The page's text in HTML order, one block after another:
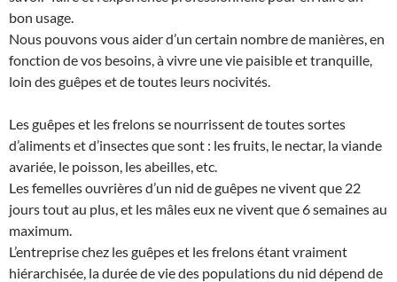
bon usage.
Nous pouvons vous aider d’un certain nombre de manières, en
fonction de vos besoins, à vivre une vie paisible et tranquille,
loin des guêpes et de toutes leurs nocivités.
Les guêpes et les frelons se nourrissent de toutes sortes
d’aliments et d’insectes que sont : les fruits, le nectar, la viande
avariée, le poisson, les abeilles, etc.
Les femelles ouvrières d’un nid de guêpes ne vivent que 22
jours tout au plus, et les mâles eux ne vivent que 6 semaines au
maximum.
L’entreprise chez les guêpes et les frelons étant vraiment
hiérarchisée, la durée de vie des populations du nid dépend de